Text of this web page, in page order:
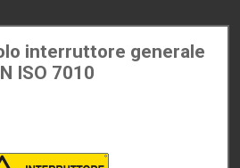
interruttore generale
ISO 7010